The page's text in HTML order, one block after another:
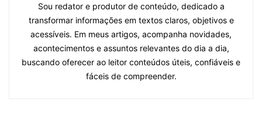
Sou redator e produtor de conteúdo, dedicado a
transformar informações em textos claros, objetivos e
acessíveis. Em meus artigos, acompanha novidades,
acontecimentos e assuntos relevantes do dia a dia,
buscando oferecer ao leitor conteúdos úteis, confiáveis e
fáceis de compreender.